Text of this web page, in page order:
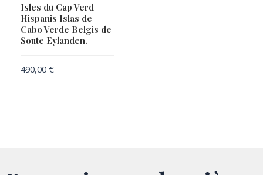
Isles du Cap Verd
Hispanis Islas de
Cabo Verde Belgis de
Soute Eylanden.
490,00 €